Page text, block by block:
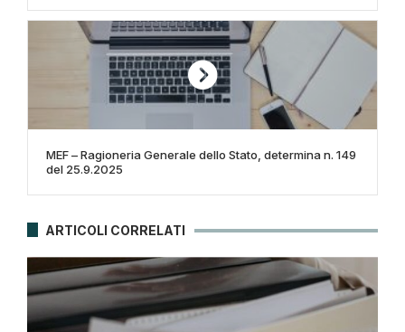
MEF – Ragioneria Generale dello Stato, determina n. 149
del 25.9.2025
ARTICOLI CORRELATI